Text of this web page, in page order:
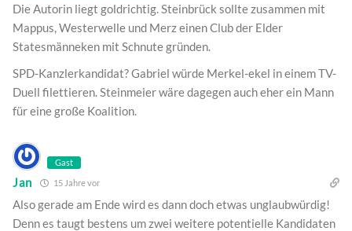
Die Autorin liegt goldrichtig. Steinbrück sollte zusammen mit
Mappus, Westerwelle und Merz einen Club der Elder
Statesmänneken mit Schnute gründen.
SPD-Kanzlerkandidat? Gabriel würde Merkel-ekel in einem TV-
Duell filettieren. Steinmeier wäre dagegen auch eher ein Mann
für eine große Koalition.
Gast
Jan 15 Jahre vor
Also gerade am Ende wird es dann doch etwas unglaubwürdig!
Denn es taugt bestens um zwei weitere potentielle Kandidaten